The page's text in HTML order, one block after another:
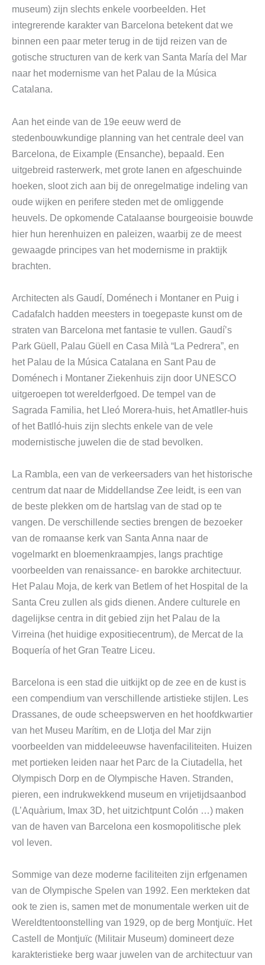
museum) zijn slechts enkele voorbeelden. Het
integrerende karakter van Barcelona betekent dat we
binnen een paar meter terug in de tijd reizen van de
gotische structuren van de kerk van Santa María del Mar
naar het modernisme van het Palau de la Música
Catalana.
Aan het einde van de 19e eeuw werd de
stedenbouwkundige planning van het centrale deel van
Barcelona, ​​de Eixample (Ensanche), bepaald. Een
uitgebreid rasterwerk, met grote lanen en afgeschuinde
hoeken, sloot zich aan bij de onregelmatige indeling van
oude wijken en perifere steden met de omliggende
heuvels. De opkomende Catalaanse bourgeoisie bouwde
hier hun herenhuizen en paleizen, waarbij ze de meest
gewaagde principes van het modernisme in praktijk
brachten.
Architecten als Gaudí, Doménech i Montaner en Puig i
Cadafalch hadden meesters in toegepaste kunst om de
straten van Barcelona met fantasie te vullen. Gaudí’s
Park Güell, Palau Güell en Casa Milà “La Pedrera”, en
het Palau de la Música Catalana en Sant Pau de
Doménech i Montaner Ziekenhuis zijn door UNESCO
uitgeroepen tot werelderfgoed. De tempel van de
Sagrada Familia, het Lleó Morera-huis, het Amatller-huis
of het Batlló-huis zijn slechts enkele van de vele
modernistische juwelen die de stad bevolken.
La Rambla, een van de verkeersaders van het historische
centrum dat naar de Middellandse Zee leidt, is een van
de beste plekken om de hartslag van de stad op te
vangen. De verschillende secties brengen de bezoeker
van de romaanse kerk van Santa Anna naar de
vogelmarkt en bloemenkraampjes, langs prachtige
voorbeelden van renaissance- en barokke architectuur.
Het Palau Moja, de kerk van Betlem of het Hospital de la
Santa Creu zullen als gids dienen. Andere culturele en
dagelijkse centra in dit gebied zijn het Palau de la
Virreina (het huidige expositiecentrum), de Mercat de la
Boquería of het Gran Teatre Liceu.
Barcelona is een stad die uitkijkt op de zee en de kust is
een compendium van verschillende artistieke stijlen. Les
Drassanes, de oude scheepswerven en het hoofdkwartier
van het Museu Marítim, en de Llotja del Mar zijn
voorbeelden van middeleeuwse havenfaciliteiten. Huizen
met portieken leiden naar het Parc de la Ciutadella, het
Olympisch Dorp en de Olympische Haven. Stranden,
pieren, een indrukwekkend museum en vrijetijdsaanbod
(L’Aquàrium, Imax 3D, het uitzichtpunt Colón …) maken
van de haven van Barcelona een kosmopolitische plek
vol leven.
Sommige van deze moderne faciliteiten zijn erfgenamen
van de Olympische Spelen van 1992. Een merkteken dat
ook te zien is, samen met de monumentale werken uit de
Wereldtentoonstelling van 1929, op de berg Montjuïc. Het
Castell de Montjuïc (Militair Museum) domineert deze
karakteristieke berg waar juwelen van de architectuur van